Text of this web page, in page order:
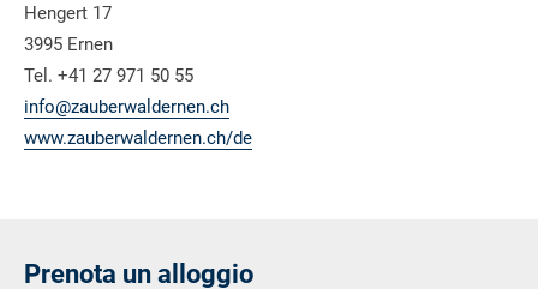
Hengert 17
3995 Ernen
Tel. +41 27 971 50 55
info@zauberwaldernen.ch
www.zauberwaldernen.ch/de
Prenota un alloggio